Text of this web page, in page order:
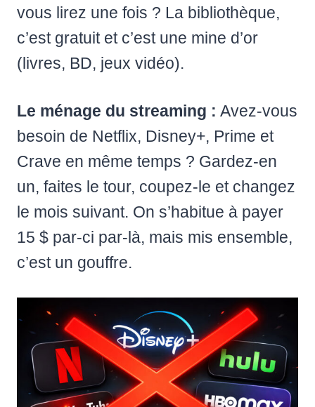
vous lirez une fois ? La bibliothèque,
c’est gratuit et c’est une mine d’or
(livres, BD, jeux vidéo).
Le ménage du streaming : Avez-vous
besoin de Netflix, Disney+, Prime et
Crave en même temps ? Gardez-en
un, faites le tour, coupez-le et changez
le mois suivant. On s’habitue à payer
15 $ par-ci par-là, mais mis ensemble,
c’est un gouffre.